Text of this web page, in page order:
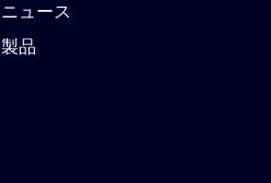
ニュース
製品